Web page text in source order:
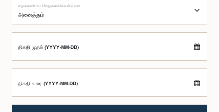
சமூகமளித்தார்/சமூகமளிக்கவில்லை
திகதி முதல் (YYYY-MM-DD)
திகதி வரை (YYYY-MM-DD)